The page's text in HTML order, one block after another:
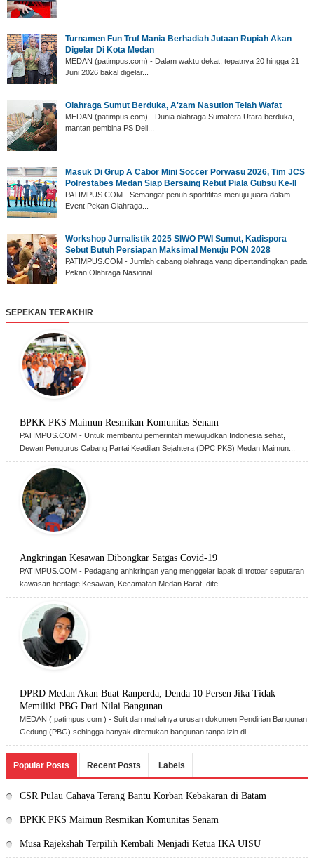
‎Turnamen Fun Truf Mania Berhadiah Jutaan Rupiah Akan
Digelar Di Kota Medan
‎MEDAN (patimpus.com) - Dalam waktu dekat, tepatnya 20 hingga 21
Juni 2026 bakal digelar...
Olahraga Sumut Berduka, A'zam Nasution Telah Wafat
‎MEDAN (patimpus.com) - Dunia olahraga Sumatera Utara berduka,
mantan pembina PS Deli...
‎Masuk Di Grup A Cabor Mini Soccer Porwasu 2026, Tim JCS
Polrestabes Medan Siap Bersaing Rebut Piala Gubsu Ke-II
‎PATIMPUS.COM - Semangat penuh sportifitas menuju juara dalam
Event Pekan Olahraga...
‎Workshop Jurnalistik 2025 SIWO PWI Sumut, Kadispora
Sebut Butuh Persiapan Maksimal Menuju PON 2028
‎PATIMPUS.COM - Jumlah cabang olahraga yang dipertandingkan pada
Pekan Olahraga Nasional...
SEPEKAN TERAKHIR
BPKK PKS Maimun Resmikan Komunitas Senam
PATIMPUS.COM - Untuk membantu pemerintah mewujudkan Indonesia sehat,
Dewan Pengurus Cabang Partai Keadilan Sejahtera (DPC PKS) Medan Maimun...
Angkringan Kesawan Dibongkar Satgas Covid-19
PATIMPUS.COM - Pedagang anhkringan yang menggelar lapak di trotoar seputaran
kawasan heritage Kesawan, Kecamatan Medan Barat, dite...
DPRD Medan Akan Buat Ranperda, Denda 10 Persen Jika Tidak
Memiliki PBG Dari Nilai Bangunan
MEDAN ( patimpus.com ) - Sulit dan mahalnya urusan dokumen Pendirian Bangunan
Gedung (PBG) sehingga banyak ditemukan bangunan tanpa izin di ...
Popular Posts Recent Posts Labels
CSR Pulau Cahaya Terang Bantu Korban Kebakaran di Batam
BPKK PKS Maimun Resmikan Komunitas Senam
Musa Rajekshah Terpilih Kembali Menjadi Ketua IKA UISU